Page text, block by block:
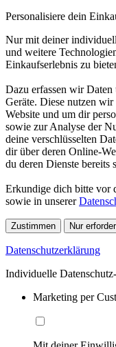
Personalisiere dein
Nur mit deiner
und weitere
Einkaufserlebnis zu
Dazu erfassen wir Daten
Geräte. Diese nutzen
Website und um dir
sowie zur Analyse der
deine verschlüsselten
dir über deren Online-
du deren Dienste bereits
Erkundige dich bitte vor
sowie in unserer
Zustimmen Nur
Datenschutzerklärung
Individuelle
Marketing per